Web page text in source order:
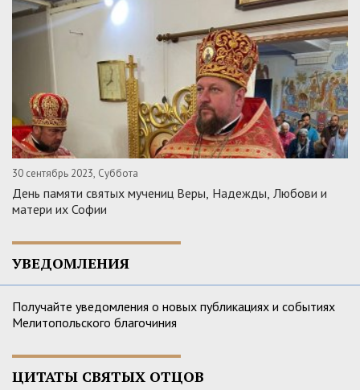
30 сентябрь 2023, Суббота
День памяти святых мучениц Веры, Надежды, Любови и
матери их Софии
УВЕДОМЛЕНИЯ
Получайте уведомления о новых публикациях и событиях
Мелитопольского благочиния
ЦИТАТЫ СВЯТЫХ ОТЦОВ